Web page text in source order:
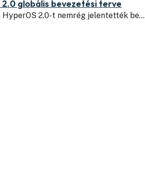
globális bevezetési terve
HyperOS 2.0-t nemrég jelentették be…